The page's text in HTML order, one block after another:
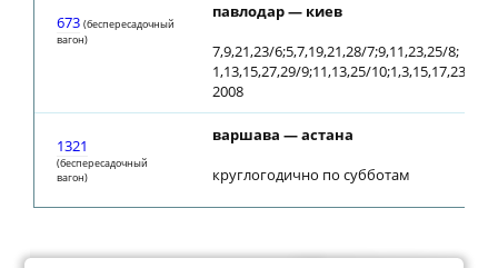
673 (беспересадочный
вагон)
павлодар — киев
7,9,21,23/6;5,7,19,21,28/7;9,11,23,25/8;
1,13,15,27,29/9;11,13,25/10;1,3,15,17,23/
2008
1321
(беспересадочный
вагон)
варшава — астана
круглогодично по субботам